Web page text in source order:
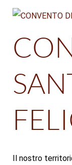
Il nostro